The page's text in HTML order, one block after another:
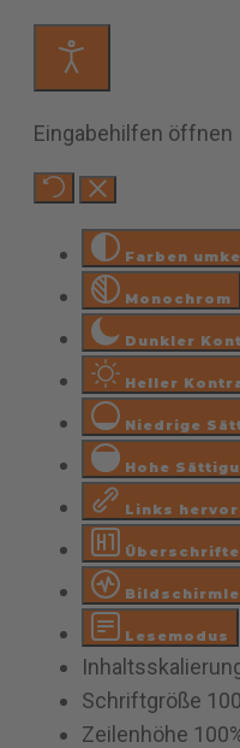
Eingabehilfen öffnen
Farben
Monochrom
Dunkler
Heller
Niedrige
Hohe
Links
Lesemodus
Schriftgröße 100
Zeilenhöhe 100